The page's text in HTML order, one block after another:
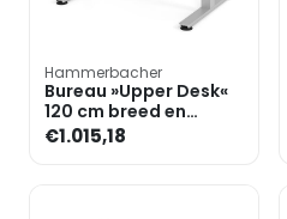
Hammerbacher
Bureau »Upper Desk«
120 cm breed en
elektrisch in hoogte
verstelbaar tot 128,5 c
€1.015,18